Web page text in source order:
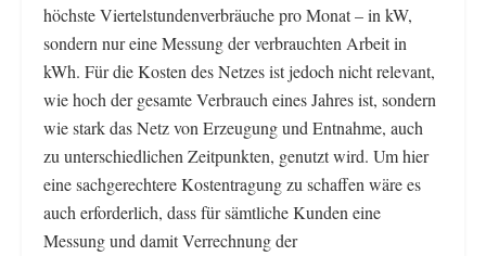
höchste Viertelstundenverbräuche pro Monat – in kW,
sondern nur eine Messung der verbrauchten Arbeit in
kWh. Für die Kosten des Netzes ist jedoch nicht relevant,
wie hoch der gesamte Verbrauch eines Jahres ist, sondern
wie stark das Netz von Erzeugung und Entnahme, auch
zu unterschiedlichen Zeitpunkten, genutzt wird. Um hier
eine sachgerechtere Kostentragung zu schaffen wäre es
auch erforderlich, dass für sämtliche Kunden eine
Messung und damit Verrechnung der